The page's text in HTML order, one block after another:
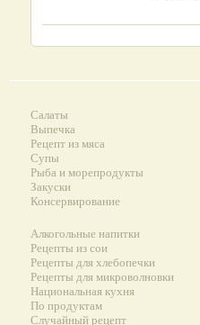
Салаты
Выпечка
Рецепт из мяса
Супы
Рыба и морепродукты
Закуски
Консервирование
Алкогольные напитки
Рецепты из сои
Рецепты для хлебопечки
Рецепты для микроволновки
Национальная кухня
По продуктам
Случайный рецепт